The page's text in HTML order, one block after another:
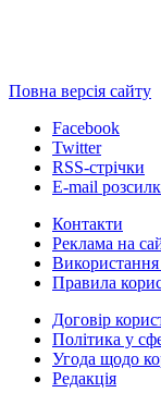
Повна версія сайту
Facebook
Twitter
RSS-стрічки
E-mail
Контакти
Реклама на
Використання
Правила
Договір
Політика у
Угода щодо
Редакція